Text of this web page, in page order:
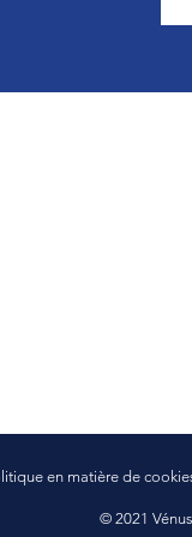
en matière de
© 2021